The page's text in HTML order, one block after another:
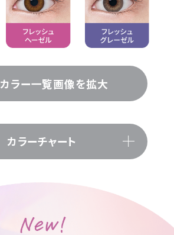
カラー一覧画像を拡大
カラーチャート